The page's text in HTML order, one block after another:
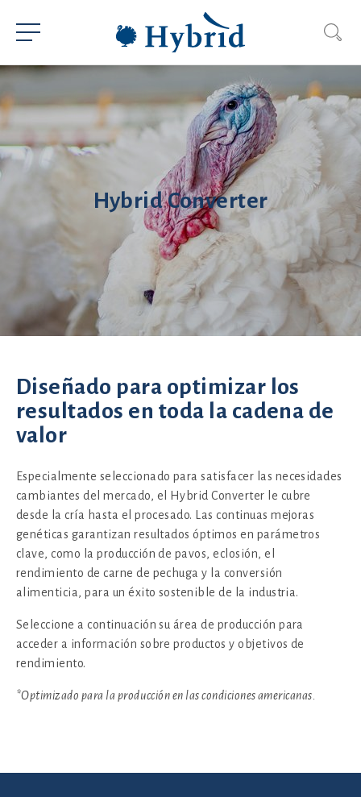
Hybrid Converter
Diseñado para optimizar los
resultados en toda la cadena de
valor
Especialmente seleccionado para satisfacer las necesidades
cambiantes del mercado, el Hybrid Converter le cubre
desde la cría hasta el procesado. Las continuas mejoras
genéticas garantizan resultados óptimos en parámetros
clave, como la producción de pavos, eclosión, el
rendimiento de carne de pechuga y la conversión
alimenticia, para un éxito sostenible de la industria.
Seleccione a continuación su área de producción para
acceder a información sobre productos y objetivos de
rendimiento.
*Optimizado para la producción en las condiciones americanas.